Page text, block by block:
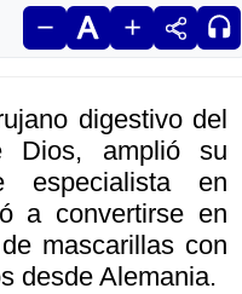
digestivo del
Dios, amplió su
especialista en
a convertirse en
mascarillas con
desde Alemania.